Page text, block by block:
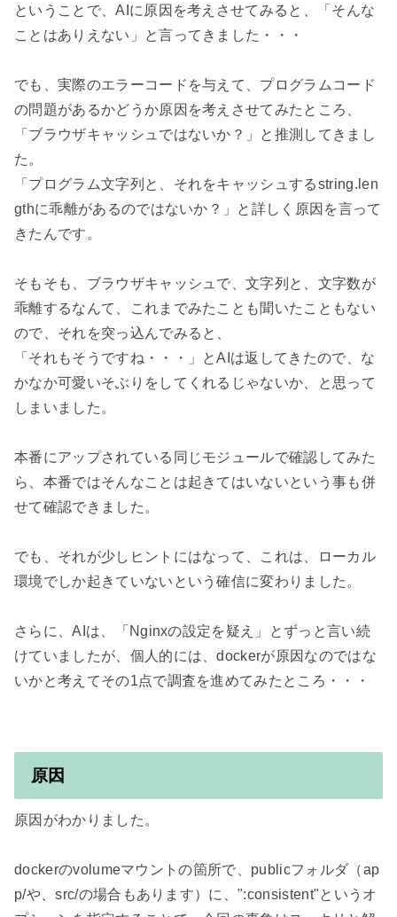
ということで、AIに原因を考えさせてみると、「そんな
ことはありえない」と言ってきました・・・
でも、実際のエラーコードを与えて、プログラムコード
の問題があるかどうか原因を考えさせてみたところ、
「ブラウザキャッシュではないか？」と推測してきまし
た。
「プログラム文字列と、それをキャッシュするstring.len
gthに乖離があるのではないか？」と詳しく原因を言って
きたんです。
そもそも、ブラウザキャッシュで、文字列と、文字数が
乖離するなんて、これまでみたことも聞いたこともない
ので、それを突っ込んでみると、
「それもそうですね・・・」とAIは返してきたので、な
かなか可愛いそぶりをしてくれるじゃないか、と思って
しまいました。
本番にアップされている同じモジュールで確認してみた
ら、本番ではそんなことは起きてはいないという事も併
せて確認できました。
でも、それが少しヒントにはなって、これは、ローカル
環境でしか起きていないという確信に変わりました。
さらに、AIは、「Nginxの設定を疑え」とずっと言い続
けていましたが、個人的には、dockerが原因なのではな
いかと考えてその1点で調査を進めてみたところ・・・
原因
原因がわかりました。
dockerのvolumeマウントの箇所で、publicフォルダ（ap
p/や、src/の場合もあります）に、":consistent"というオ